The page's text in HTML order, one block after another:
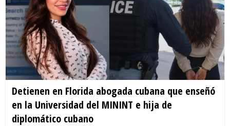
Detienen en Florida abogada cubana que enseñó
en la Universidad del MININT e hija de
diplomático cubano